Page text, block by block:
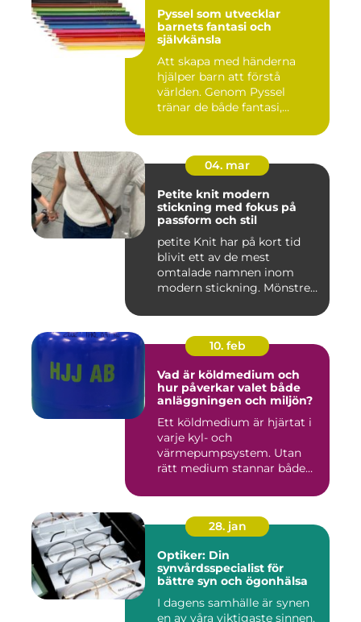
Pyssel som utvecklar
barnets fantasi och
självkänsla
Att skapa med händerna
hjälper barn att förstå
världen. Genom Pyssel
tränar de både fantasi,
04. mar
Petite knit modern
stickning med fokus på
passform och stil
petite Knit har på kort tid
blivit ett av de mest
omtalade namnen inom
modern stickning. Mönstren
10. feb
Vad är köldmedium och
hur påverkar valet både
anläggningen och miljön?
Ett köldmedium är hjärtat i
varje kyl- och
värmepumpsystem. Utan
rätt medium stannar både
28. jan
Optiker: Din
synvårdsspecialist för
bättre syn och ögonhälsa
I dagens samhälle är synen
en av våra viktigaste sinnen,